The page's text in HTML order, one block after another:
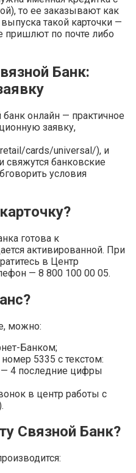
то ее заказывают как
такой карточки —
пришлют по почте либо
Банк:
онлайн — практичное
заявку,
cards/universal/), и
свяжутся банковские
условия
готова к
активированной. При
в Центр
— 8 800 100 00 05.
можно:
Банком;
5335 с текстом:
4 последние цифры
в центр работы с
Связной Банк?